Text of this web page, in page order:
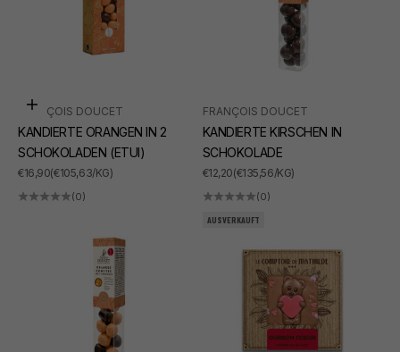
In den Warenkorb
FRANÇOIS DOUCET
KANDIERTE ORANGEN IN 2
SCHOKOLADEN (ETUI)
ANGEBOT
€16,90(€105,63/KG)
(0)
FRANÇOIS DOUCET
KANDIERTE KIRSCHEN IN
SCHOKOLADE
ANGEBOT
€12,20(€135,56/KG)
(0)
AUSVERKAUFT